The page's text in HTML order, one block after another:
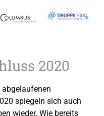
2020
abgelaufenen
spiegeln sich auch
wieder. Wie bereits